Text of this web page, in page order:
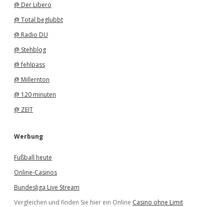
@ Der Libero
@ Total beglubbt
@ Radio DU
@ Stehblog
@ fehlpass
@ Millernton
@ 120 minuten
@ ZEIT
Werbung
Fußball heute
Online-Casinos
Bundesliga Live Stream
Vergleichen und finden Sie hier ein Online Casino ohne Limit